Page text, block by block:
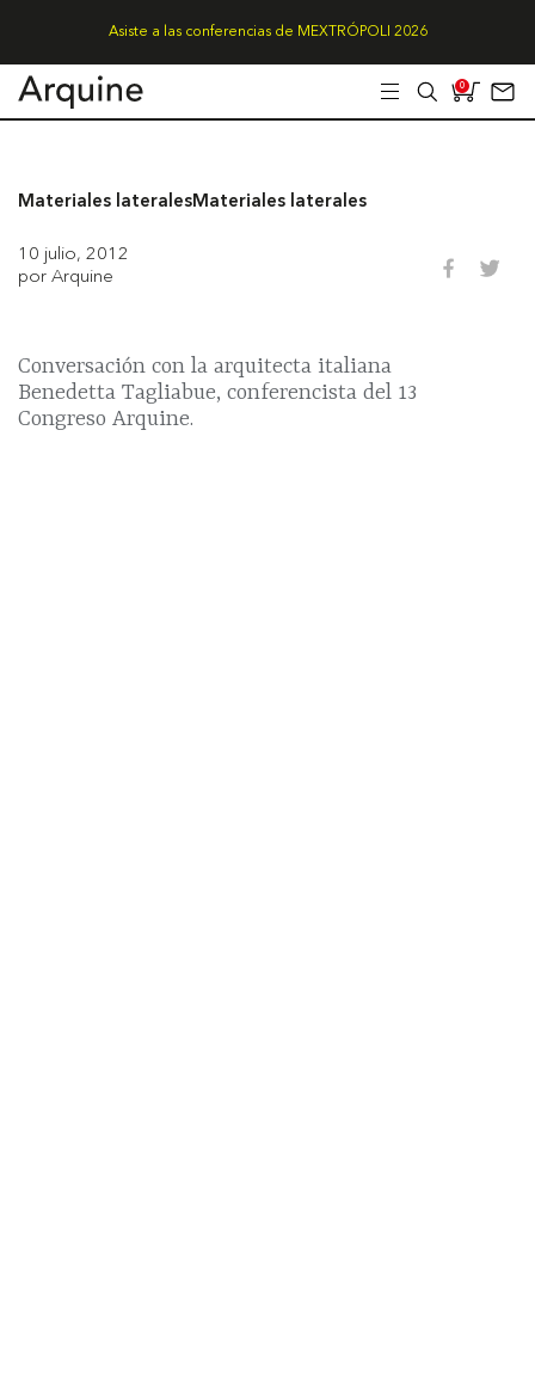
Asiste a las conferencias de MEXTRÓPOLI 2026
0
Materiales lateralesMateriales laterales
10 julio, 2012
por Arquine
Conversación con la arquitecta italiana
Benedetta Tagliabue, conferencista del 13
Congreso Arquine.